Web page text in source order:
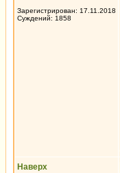
Зарегистрирован: 17.11.2018
Суждений: 1858
Наверх